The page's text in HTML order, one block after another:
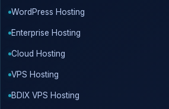
WordPress Hosting
Enterprise Hosting
Cloud Hosting
VPS Hosting
BDIX VPS Hosting